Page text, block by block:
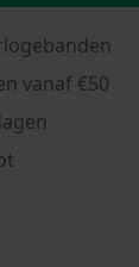
vanaf €50